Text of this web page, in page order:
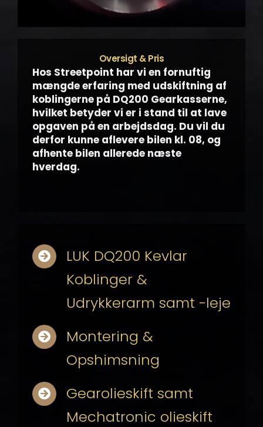
Oversigt & Pris
Hos Streetpoint har vi en fornuftig
mængde erfaring med udskiftning af
koblingerne på DQ200 Gearkasserne,
hvilket betyder vi er i stand til at lave
opgaven på en arbejdsdag. Du vil du
derfor kunne aflevere bilen kl. 08, og
afhente bilen allerede næste
hverdag.
LUK DQ200 Kevlar
Koblinger &
Udrykkerarm samt -leje
Montering &
Opshimsning
Gearolieskift samt
Mechatronic olieskift